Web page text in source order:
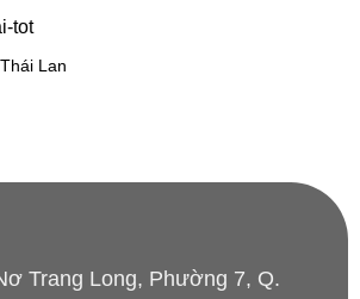
Lan
Trang Long, Phường 7, Q.